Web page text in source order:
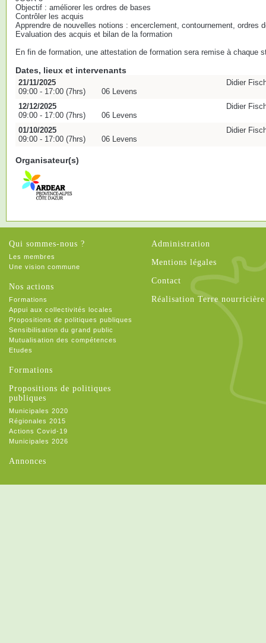
Objectif : améliorer les ordres de bases
Contrôler les acquis
Apprendre de nouvelles notions : encerclement, contournement, ordres
Evaluation des acquis et bilan de la formation
En fin de formation, une attestation de formation sera remise à chaque
Dates, lieux et intervenants
21/11/2025
09:00 - 17:00 (7hrs)
06 Levens
Didier
12/12/2025
09:00 - 17:00 (7hrs)
06 Levens
Didier
01/10/2025
09:00 - 17:00 (7hrs)
06 Levens
Didier
Organisateur(s)
Qui sommes-nous ?
Les membres
Une vision commune
Nos actions
Formations
Appui aux collectivités locales
Propositions de politiques publiques
Sensibilisation du grand public
Mutualisation des compétences
Etudes
Formations
Propositions de politiques
publiques
Municipales 2020
Régionales 2015
Actions Covid-19
Municipales 2026
Annonces
Administration
Mentions légales
Contact
Réalisation Terre nourricière